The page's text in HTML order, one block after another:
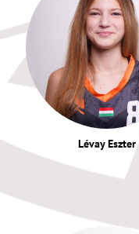
Lévay Eszter